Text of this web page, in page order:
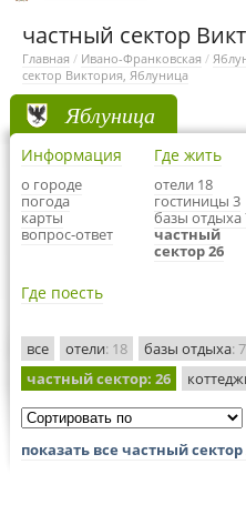
частный сектор
Главная / Ивано-Франковская /
сектор Виктория, Яблуница
Яблуница
Информация
о городе
погода
карты
вопрос-ответ
Где жить
отели 18
гостиницы 3
базы отдыха
частный
сектор 26
Где поесть
все отели: 18 базы отдыха: 7
частный сектор: 26
показать все частный